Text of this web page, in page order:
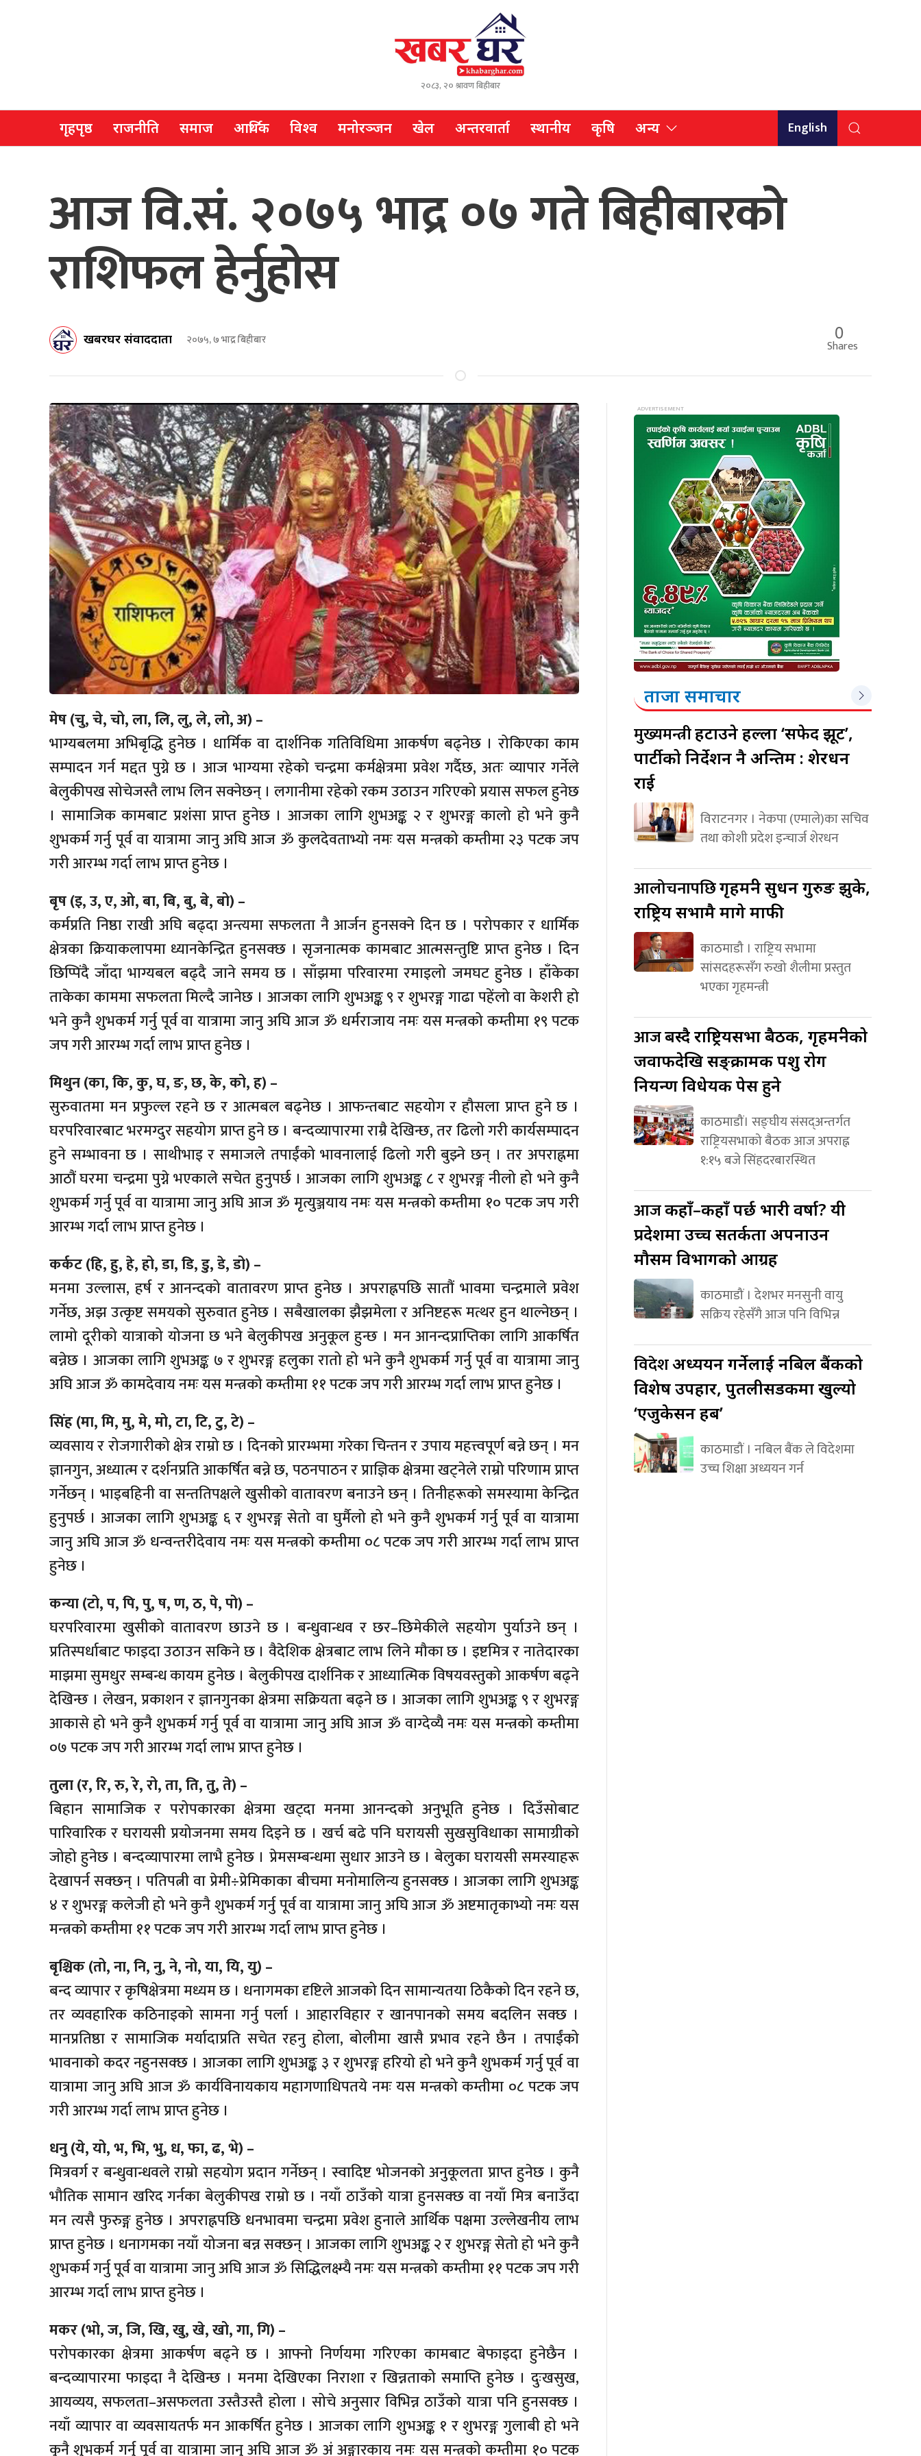
२०८३, २० श्रावण बिहीबार
गृहपृष्ठ राजनीति समाज आर्थिक विश्व मनोरञ्जन खेल अन्तरवार्ता स्थानीय कृषि अन्य English
आज वि.सं. २०७५ भाद्र ०७ गते बिहीबारको
राशिफल हेर्नुहोस
खबरघर संवाददाता २०७५, ७ भाद्र बिहीबार 0
Shares
मेष (चु, चे, चो, ला, लि, लु, ले, लो, अ) –
भाग्यबलमा अभिबृद्धि हुनेछ । धार्मिक वा दार्शनिक गतिविधिमा आकर्षण बढ्नेछ । रोकिएका काम
सम्पादन गर्न मद्दत पुग्ने छ । आज भाग्यमा रहेको चन्द्रमा कर्मक्षेत्रमा प्रवेश गर्दैछ, अतः व्यापार गर्नेले
बेलुकीपख सोचेजस्तै लाभ लिन सक्नेछन् । लगानीमा रहेको रकम उठाउन गरिएको प्रयास सफल हुनेछ
। सामाजिक कामबाट प्रशंसा प्राप्त हुनेछ । आजका लागि शुभअङ्क २ र शुभरङ्ग कालो हो भने कुनै
शुभकर्म गर्नु पूर्व वा यात्रामा जानु अघि आज ॐ कुलदेवताभ्यो नमः यस मन्त्रको कम्तीमा २३ पटक जप
गरी आरम्भ गर्दा लाभ प्राप्त हुनेछ ।
बृष (इ, उ, ए, ओ, बा, बि, बु, बे, बो) –
कर्मप्रति निष्ठा राखी अघि बढ्दा अन्त्यमा सफलता नै आर्जन हुनसक्ने दिन छ । परोपकार र धार्मिक
क्षेत्रका क्रियाकलापमा ध्यानकेन्द्रित हुनसक्छ । सृजनात्मक कामबाट आत्मसन्तुष्टि प्राप्त हुनेछ । दिन
छिप्पिंदै जाँदा भाग्यबल बढ्दै जाने समय छ । साँझमा परिवारमा रमाइलो जमघट हुनेछ । हाँकेका
ताकेका काममा सफलता मिल्दै जानेछ । आजका लागि शुभअङ्क ९ र शुभरङ्ग गाढा पहेंलो वा केशरी हो
भने कुनै शुभकर्म गर्नु पूर्व वा यात्रामा जानु अघि आज ॐ धर्मराजाय नमः यस मन्त्रको कम्तीमा १९ पटक
जप गरी आरम्भ गर्दा लाभ प्राप्त हुनेछ ।
मिथुन (का, कि, कु, घ, ङ, छ, के, को, ह) –
सुरुवातमा मन प्रफुल्ल रहने छ र आत्मबल बढ्नेछ । आफन्तबाट सहयोग र हौसला प्राप्त हुने छ ।
घरपरिवारबाट भरमग्दुर सहयोग प्राप्त हुने छ । बन्दव्यापारमा राम्रै देखिन्छ, तर ढिलो गरी कार्यसम्पादन
हुने सम्भावना छ । साथीभाइ र समाजले तपाईंको भावनालाई ढिलो गरी बुझ्ने छन् । तर अपराह्नमा
आठौं घरमा चन्द्रमा पुग्ने भएकाले सचेत हुनुपर्छ । आजका लागि शुभअङ्क ८ र शुभरङ्ग नीलो हो भने कुनै
शुभकर्म गर्नु पूर्व वा यात्रामा जानु अघि आज ॐ मृत्युञ्जयाय नमः यस मन्त्रको कम्तीमा १० पटक जप गरी
आरम्भ गर्दा लाभ प्राप्त हुनेछ ।
कर्कट (हि, हु, हे, हो, डा, डि, डु, डे, डो) –
मनमा उल्लास, हर्ष र आनन्दको वातावरण प्राप्त हुनेछ । अपराह्नपछि सातौं भावमा चन्द्रमाले प्रवेश
गर्नेछ, अझ उत्कृष्ट समयको सुरुवात हुनेछ । सबैखालका झैझमेला र अनिष्टहरू मत्थर हुन थाल्नेछन् ।
लामो दूरीको यात्राको योजना छ भने बेलुकीपख अनुकूल हुन्छ । मन आनन्दप्राप्तिका लागि आकर्षित
बन्नेछ । आजका लागि शुभअङ्क ७ र शुभरङ्ग हलुका रातो हो भने कुनै शुभकर्म गर्नु पूर्व वा यात्रामा जानु
अघि आज ॐ कामदेवाय नमः यस मन्त्रको कम्तीमा ११ पटक जप गरी आरम्भ गर्दा लाभ प्राप्त हुनेछ ।
सिंह (मा, मि, मु, मे, मो, टा, टि, टु, टे) –
व्यवसाय र रोजगारीको क्षेत्र राम्रो छ । दिनको प्रारम्भमा गरेका चिन्तन र उपाय महत्त्वपूर्ण बन्ने छन् । मन
ज्ञानगुन, अध्यात्म र दर्शनप्रति आकर्षित बन्ने छ, पठनपाठन र प्राज्ञिक क्षेत्रमा खट्नेले राम्रो परिणाम प्राप्त
गर्नेछन् । भाइबहिनी वा सन्ततिपक्षले खुसीको वातावरण बनाउने छन् । तिनीहरूको समस्यामा केन्द्रित
हुनुपर्छ । आजका लागि शुभअङ्क ६ र शुभरङ्ग सेतो वा घुर्मैलो हो भने कुनै शुभकर्म गर्नु पूर्व वा यात्रामा
जानु अघि आज ॐ धन्वन्तरीदेवाय नमः यस मन्त्रको कम्तीमा ०८ पटक जप गरी आरम्भ गर्दा लाभ प्राप्त
हुनेछ ।
कन्या (टो, प, पि, पु, ष, ण, ठ, पे, पो) –
घरपरिवारमा खुसीको वातावरण छाउने छ । बन्धुवान्धव र छर–छिमेकीले सहयोग पुर्याउने छन् ।
प्रतिस्पर्धाबाट फाइदा उठाउन सकिने छ । वैदेशिक क्षेत्रबाट लाभ लिने मौका छ । इष्टमित्र र नातेदारका
माझमा सुमधुर सम्बन्ध कायम हुनेछ । बेलुकीपख दार्शनिक र आध्यात्मिक विषयवस्तुको आकर्षण बढ्ने
देखिन्छ । लेखन, प्रकाशन र ज्ञानगुनका क्षेत्रमा सक्रियता बढ्ने छ । आजका लागि शुभअङ्क ९ र शुभरङ्ग
आकासे हो भने कुनै शुभकर्म गर्नु पूर्व वा यात्रामा जानु अघि आज ॐ वाग्देव्यै नमः यस मन्त्रको कम्तीमा
०७ पटक जप गरी आरम्भ गर्दा लाभ प्राप्त हुनेछ ।
तुला (र, रि, रु, रे, रो, ता, ति, तु, ते) –
बिहान सामाजिक र परोपकारका क्षेत्रमा खट्दा मनमा आनन्दको अनुभूति हुनेछ । दिउँसोबाट
पारिवारिक र घरायसी प्रयोजनमा समय दिइने छ । खर्च बढे पनि घरायसी सुखसुविधाका सामाग्रीको
जोहो हुनेछ । बन्दव्यापारमा लाभै हुनेछ । प्रेमसम्बन्धमा सुधार आउने छ । बेलुका घरायसी समस्याहरू
देखापर्न सक्छन् । पतिपत्नी वा प्रेमी÷प्रेमिकाका बीचमा मनोमालिन्य हुनसक्छ । आजका लागि शुभअङ्क
४ र शुभरङ्ग कलेजी हो भने कुनै शुभकर्म गर्नु पूर्व वा यात्रामा जानु अघि आज ॐ अष्टमातृकाभ्यो नमः यस
मन्त्रको कम्तीमा ११ पटक जप गरी आरम्भ गर्दा लाभ प्राप्त हुनेछ ।
बृश्चिक (तो, ना, नि, नु, ने, नो, या, यि, यु) –
बन्द व्यापार र कृषिक्षेत्रमा मध्यम छ । धनागमका दृष्टिले आजको दिन सामान्यतया ठिकैको दिन रहने छ,
तर व्यवहारिक कठिनाइको सामना गर्नु पर्ला । आहारविहार र खानपानको समय बदलिन सक्छ ।
मानप्रतिष्ठा र सामाजिक मर्यादाप्रति सचेत रहनु होला, बोलीमा खासै प्रभाव रहने छैन । तपाईंको
भावनाको कदर नहुनसक्छ । आजका लागि शुभअङ्क ३ र शुभरङ्ग हरियो हो भने कुनै शुभकर्म गर्नु पूर्व वा
यात्रामा जानु अघि आज ॐ कार्यविनायकाय महागणाधिपतये नमः यस मन्त्रको कम्तीमा ०८ पटक जप
गरी आरम्भ गर्दा लाभ प्राप्त हुनेछ ।
धनु (ये, यो, भ, भि, भु, ध, फा, ढ, भे) –
मित्रवर्ग र बन्धुवान्धवले राम्रो सहयोग प्रदान गर्नेछन् । स्वादिष्ट भोजनको अनुकूलता प्राप्त हुनेछ । कुनै
भौतिक सामान खरिद गर्नका बेलुकीपख राम्रो छ । नयाँ ठाउँको यात्रा हुनसक्छ वा नयाँ मित्र बनाउँदा
मन त्यसै फुरुङ्ग हुनेछ । अपराह्नपछि धनभावमा चन्द्रमा प्रवेश हुनाले आर्थिक पक्षमा उल्लेखनीय लाभ
प्राप्त हुनेछ । धनागमका नयाँ योजना बन्न सक्छन् । आजका लागि शुभअङ्क २ र शुभरङ्ग सेतो हो भने कुनै
शुभकर्म गर्नु पूर्व वा यात्रामा जानु अघि आज ॐ सिद्धिलक्ष्म्यै नमः यस मन्त्रको कम्तीमा ११ पटक जप गरी
आरम्भ गर्दा लाभ प्राप्त हुनेछ ।
मकर (भो, ज, जि, खि, खु, खे, खो, गा, गि) –
परोपकारका क्षेत्रमा आकर्षण बढ्ने छ । आफ्नो निर्णयमा गरिएका कामबाट बेफाइदा हुनेछैन ।
बन्दव्यापारमा फाइदा नै देखिन्छ । मनमा देखिएका निराशा र खिन्नताको समाप्ति हुनेछ । दुःखसुख,
आयव्यय, सफलता–असफलता उस्तैउस्तै होला । सोचे अनुसार विभिन्न ठाउँको यात्रा पनि हुनसक्छ ।
नयाँ व्यापार वा व्यवसायतर्फ मन आकर्षित हुनेछ । आजका लागि शुभअङ्क १ र शुभरङ्ग गुलाबी हो भने
कुनै शुभकर्म गर्नु पूर्व वा यात्रामा जानु अघि आज ॐ अं अङ्गारकाय नमः यस मन्त्रको कम्तीमा १० पटक
ताजा समाचार
मुख्यमन्त्रीहटाउने हल्ला ‘सफेद झूट’,
पार्टीको निर्देशन नै अन्तिम : शेरधन
राई
विराटनगर । नेकपा (एमाले)का सचिव
तथा कोशी प्रदेश इन्चार्ज शेरधन
आलोचनापछिगृहमन्त्री सुधन गुरुङ झुके,
राष्ट्रिय सभामै मागे माफी
काठमाडौ । राष्ट्रिय सभामा
सांसदहरूसँग रुखो शैलीमा प्रस्तुत
भएका गृहमन्त्री
आजबस्दै राष्ट्रियसभा बैठक, गृहमन्त्रीको
जवाफदेखि सङ्क्रामक पशु रोग
नियन्त्रण विधेयक पेस हुने
काठमाडौं। सङ्घीय संसद्अन्तर्गत
राष्ट्रियसभाको बैठक आज अपराह्न
१:१५ बजे सिंहदरबारस्थित
आजकहाँ–कहाँ पर्छ भारी वर्षा? यी
प्रदेशमा उच्च सतर्कता अपनाउन
मौसम विभागको आग्रह
काठमाडौं । देशभर मनसुनी वायु
सक्रिय रहेसँगै आज पनि विभिन्न
विदेशअध्ययन गर्नेलाई नबिल बैंकको
विशेष उपहार, पुतलीसडकमा खुल्यो
‘एजुकेसन हब’
काठमाडौं । नबिल बैंक ले विदेशमा
उच्च शिक्षा अध्ययन गर्न